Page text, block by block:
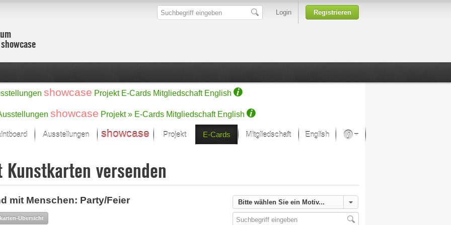
Login Registrieren
showcase Projekt E-Cards Mitgliedschaft English
showcase Projekt » E-Cards Mitgliedschaft English
im Fokus
Auswahl
Malerei
Skulptur/Plastik
Digital Art
Ausstellungen showcase Projekt
Ein Künstlerförderprojekt von Samsung
E-Cards Mitgliedschaft English
Kunsthäuser
Kunstkarten versenden
mit Menschen: Party/Feier
Übersicht
Bitte wählen Sie ein Motiv...